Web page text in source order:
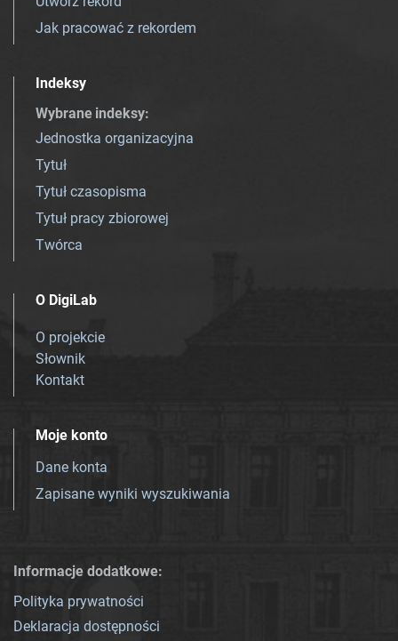
Jak pracować z rekordem
Indeksy
Wybrane indeksy:
Jednostka organizacyjna
Tytuł
Tytuł czasopisma
Tytuł pracy zbiorowej
Twórca
O DigiLab
O projekcie
Słownik
Kontakt
Moje konto
Dane konta
Zapisane wyniki wyszukiwania
Informacje dodatkowe:
Polityka prywatności
Deklaracja dostępności